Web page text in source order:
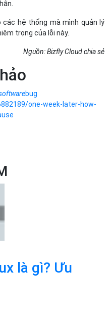
hệ thống mà mình quản lý
trọng của lỗi này.
Nguồn: Bizfly Cloud chia sẻ
bug
one-week-later-how-
là gì? Ưu